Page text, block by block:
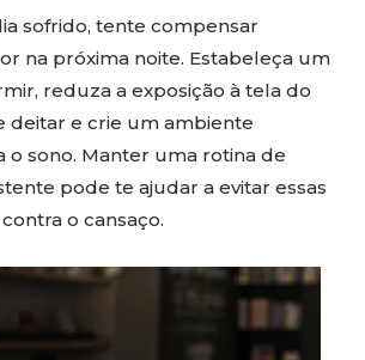
sofrido, tente compensar
na próxima noite. Estabeleça um
reduza a exposição à tela do
deitar e crie um ambiente
o sono. Manter uma rotina de
pode te ajudar a evitar essas
o cansaço.